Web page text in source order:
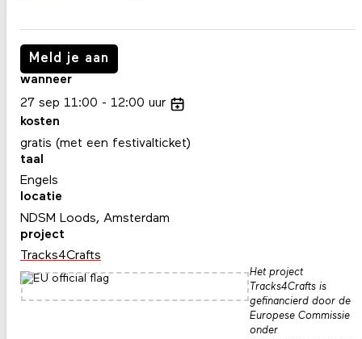
Meld je aan
wanneer
27 sep 11:00 12:00 uur
kosten
gratis (met een festivalticket)
taal
Engels
locatie
NDSM Loods, Amsterdam
project
Tracks4Crafts
Het project
Tracks4Crafts is
gefinancierd door de
Europese Commissie
onder